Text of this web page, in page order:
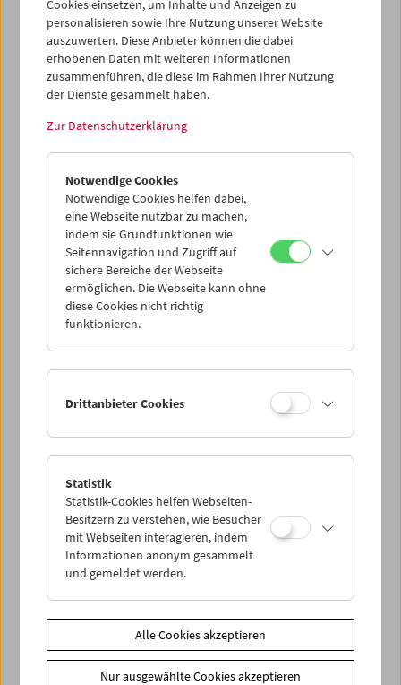
Kino-Atlas 4: München-Schwabing
Premiere: Film | Notfilm
Samuel Beckett, Buster Keaton, Ross Lipman
Cookies einsetzen, um Inhalte und Anzeigen zu
personalisieren sowie Ihre Nutzung unserer Website
auszuwerten. Diese Anbieter können die dabei
erhobenen Daten mit weiteren Informationen
zusammenführen, die diese im Rahmen Ihrer Nutzung
der Dienste gesammelt haben.
Zur Datenschutzerklärung
Notwendige Cookies
Notwendige Cookies helfen dabei,
eine Webseite nutzbar zu machen,
indem sie Grundfunktionen wie
Seitennavigation und Zugriff auf
sichere Bereiche der Webseite
ermöglichen. Die Webseite kann ohne
diese Cookies nicht richtig
funktionieren.
Drittanbieter Cookies
Statistik
Statistik-Cookies helfen Webseiten-
Besitzern zu verstehen, wie Besucher
mit Webseiten interagieren, indem
Informationen anonym gesammelt
und gemeldet werden.
Alle Cookies akzeptieren
Nur ausgewählte Cookies akzeptieren